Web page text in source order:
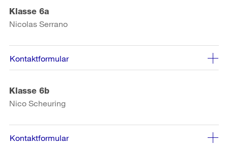
Klasse 6a
Nicolas Serrano
Kontaktformular
Klasse 6b
Nico Scheuring
Kontaktformular